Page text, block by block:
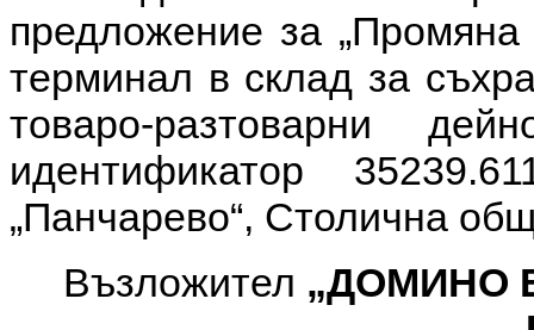
предложение за „Промяна
терминал в склад за
товаро-разтоварни
идентификатор
„Панчарево“, Столична
Възложител „ДОМИНО